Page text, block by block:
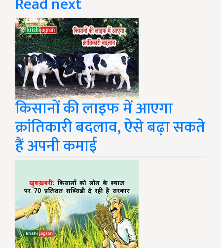
किसानों की लाइफ में आएगा
क्रांतिकारी बदलाव, ऐसे बढ़ा सकते
हैं अपनी कमाई